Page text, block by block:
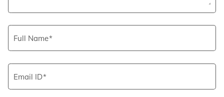
Full Name
Email ID